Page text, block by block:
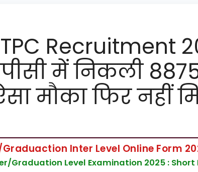
Recruitment
में निकली
मौका फिर नहीं
Graduaction Inter Level Online Form
Graduation Level Examination 2025 :